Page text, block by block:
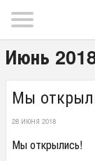
Июнь
Мы
28 ИЮНЯ 2018
Мы открылись!